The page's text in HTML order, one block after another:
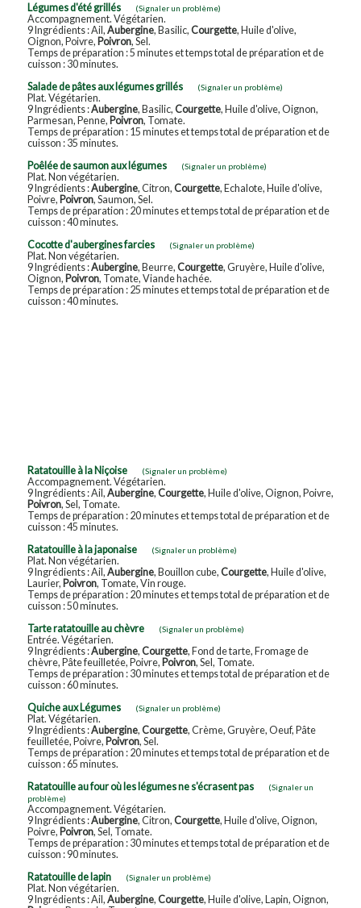
Légumes d'été grillés
(Signaler un problème)
Accompagnement. Végétarien.
9 Ingrédients : Ail, Aubergine, Basilic, Courgette, Huile d'olive,
Oignon, Poivre, Poivron, Sel.
Temps de préparation : 5 minutes et temps total de préparation et de
cuisson : 30 minutes.
Salade de pâtes aux légumes grillés
(Signaler un problème)
Plat. Végétarien.
9 Ingrédients :Aubergine, Basilic, Courgette, Huile d'olive, Oignon,
Parmesan, Penne, Poivron, Tomate.
Temps de préparation : 15 minutes et temps total de préparation et de
cuisson : 35 minutes.
Poêlée de saumon aux légumes
(Signaler un problème)
Plat. Non végétarien.
9 Ingrédients :Aubergine, Citron, Courgette, Echalote, Huile d'olive,
Poivre, Poivron, Saumon, Sel.
Temps de préparation : 20 minutes et temps total de préparation et de
cuisson : 40 minutes.
Cocotte d'aubergines farcies
(Signaler un problème)
Plat. Non végétarien.
9 Ingrédients :Aubergine, Beurre, Courgette, Gruyère, Huile d'olive,
Oignon, Poivron, Tomate, Viande hachée.
Temps de préparation : 25 minutes et temps total de préparation et de
cuisson : 40 minutes.
Ratatouille à la Niçoise (Signaler un problème)
Accompagnement. Végétarien.
9 Ingrédients : Ail, Aubergine, Courgette, Huile d'olive, Oignon, Poivre,
Poivron, Sel, Tomate.
Temps de préparation : 20 minutes et temps total de préparation et de
cuisson : 45 minutes.
Ratatouille à la japonaise
(Signaler un problème)
Plat. Non végétarien.
9 Ingrédients : Ail, Aubergine, Bouillon cube, Courgette, Huile d'olive,
Laurier, Poivron, Tomate, Vin rouge.
Temps de préparation : 20 minutes et temps total de préparation et de
cuisson : 50 minutes.
Tarte ratatouille au chèvre
(Signaler un problème)
Entrée. Végétarien.
9 Ingrédients :Aubergine, Courgette, Fond de tarte, Fromage de
chèvre, Pâte feuilletée, Poivre, Poivron, Sel, Tomate.
Temps de préparation : 30 minutes et temps total de préparation et de
cuisson : 60 minutes.
Quiche aux Légumes
(Signaler un problème)
Plat. Végétarien.
9 Ingrédients :Aubergine, Courgette, Crème, Gruyère, Oeuf, Pâte
feuilletée, Poivre, Poivron, Sel.
Temps de préparation : 20 minutes et temps total de préparation et de
cuisson : 65 minutes.
Ratatouille au four où les légumes ne s'écrasent pas
(Signaler un
problème)
Accompagnement. Végétarien.
9 Ingrédients :Aubergine, Citron, Courgette, Huile d'olive, Oignon,
Poivre, Poivron, Sel, Tomate.
Temps de préparation : 30 minutes et temps total de préparation et de
cuisson : 90 minutes.
Ratatouille de lapin
(Signaler un problème)
Plat. Non végétarien.
9 Ingrédients : Ail, Aubergine, Courgette, Huile d'olive, Lapin, Oignon,